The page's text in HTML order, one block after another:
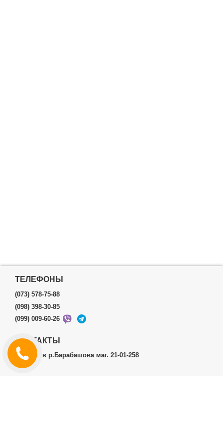
ТЕЛЕФОНЫ
(073) 578-75-88
(098) 398-30-85
(099) 009-60-26
КОНТАКТЫ
г.Харьков р.Барабашова маг. 21-01-258